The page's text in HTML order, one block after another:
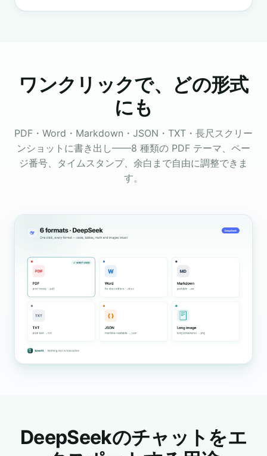
ワンクリックで、どの形式
にも
PDF・Word・Markdown・JSON・TXT・長尺スクリー
ンショットに書き出し——8 種類の PDF テーマ、ペー
ジ番号、タイムスタンプ、余白まで自由に調整できま
す。
DeepSeekのチャットをエ